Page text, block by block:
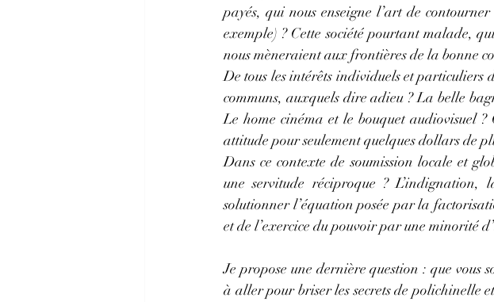
payés, qui nous enseigne l’art de
exemple) ? Cette société pourtant malade,
nous mèneraient aux frontières de la bonne
De tous les intérêts individuels et particuliers
communs, auxquels dire adieu ? La belle
Le home cinéma et le bouquet audiovisuel
attitude pour seulement quelques dollars de
Dans ce contexte de soumission locale et
une servitude réciproque ? L’indignation,
solutionner l’équation posée par la
et de l’exercice du pouvoir par une minorité
Je propose une dernière question : que vous
à aller pour briser les secrets de polichinelle